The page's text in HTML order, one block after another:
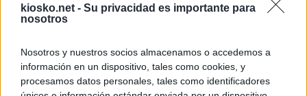
kiosko.net - Su privacidad es importante para
nosotros
Nosotros y nuestros socios almacenamos o accedemos a
información en un dispositivo, tales como cookies, y
procesamos datos personales, tales como identificadores